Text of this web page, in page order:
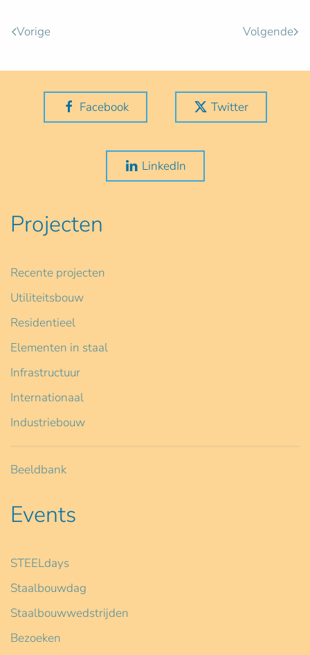
Vorige Volgende
Facebook Twitter
LinkedIn
Projecten
Recente projecten
Utiliteitsbouw
Residentieel
Elementen in staal
Infrastructuur
Internationaal
Industriebouw
Beeldbank
Events
STEELdays
Staalbouwdag
Staalbouwwedstrijden
Bezoeken